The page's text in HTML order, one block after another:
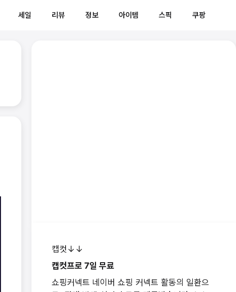
세일 리뷰 정보 아이템 스픽 쿠팡
캡컷↓↓
캡컷프로 7일 무료
쇼핑커넥트 네이버 쇼핑 커넥트 활동의 일환으